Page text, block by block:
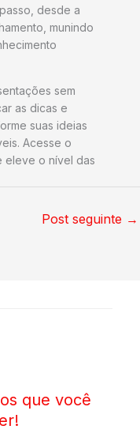
desde a
munindo
sem
as dicas e
suas ideias
Acesse o
eleve o nível das
Post seguinte →
que você